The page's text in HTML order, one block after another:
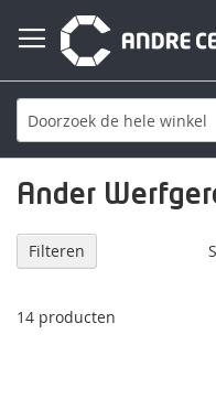
Ander
14 producten
Filteren